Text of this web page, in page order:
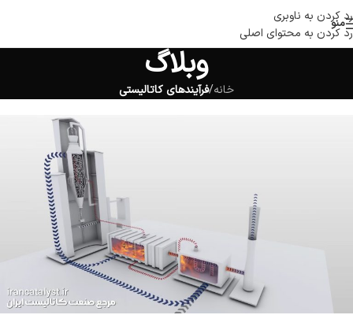
رد کردن به ناوبری
رد کردن به محتوای اصلی
منو
وبلاگ
خانه/فرآیندهای کاتالیستی